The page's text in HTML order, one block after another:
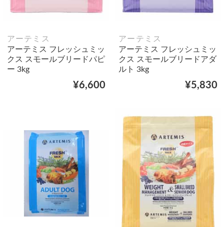
アーテミス
アーテミス フレッシュミッ
クス スモールブリードパピ
ー 3kg
¥6,600
アーテミス
アーテミス フレッシュミッ
クス スモールブリードアダ
ルト 3kg
¥5,830